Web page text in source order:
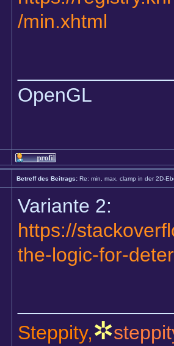
/min.xhtml
OpenGL
Betreff des Beitrags: Re: min, max, clamp in der 2D-
Variante 2:
https://
the-logic-for-
Steppity,✲